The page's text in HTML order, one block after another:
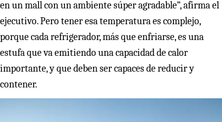
en un mall con un ambiente súper agradable”, afirma el
ejecutivo. Pero tener esa temperatura es complejo,
porque cada refrigerador, más que enfriarse, es una
estufa que va emitiendo una capacidad de calor
importante, y que deben ser capaces de reducir y
contener.